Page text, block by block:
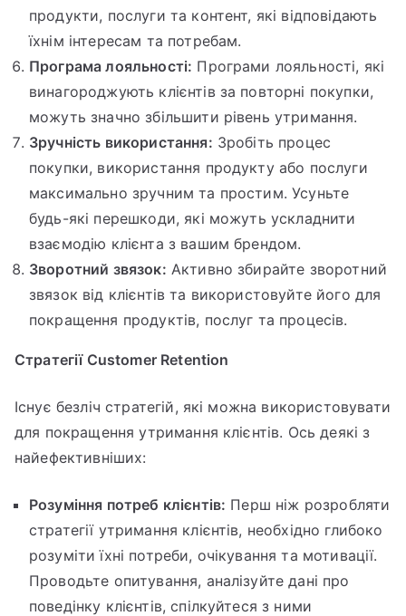
продукти, послуги та контент, які відповідають
їхнім інтересам та потребам.
Програма лояльності: Програми лояльності, які
винагороджують клієнтів за повторні покупки,
можуть значно збільшити рівень утримання.
Зручність використання: Зробіть процес
покупки, використання продукту або послуги
максимально зручним та простим. Усуньте
будь-які перешкоди, які можуть ускладнити
взаємодію клієнта з вашим брендом.
Зворотний звязок: Активно збирайте зворотний
звязок від клієнтів та використовуйте його для
покращення продуктів, послуг та процесів.
Стратегії Customer Retention
Існує безліч стратегій, які можна використовувати
для покращення утримання клієнтів. Ось деякі з
найефективніших:
Розуміння потреб клієнтів: Перш ніж розробляти
стратегії утримання клієнтів, необхідно глибоко
розуміти їхні потреби, очікування та мотивації.
Проводьте опитування, аналізуйте дані про
поведінку клієнтів, спілкуйтеся з ними